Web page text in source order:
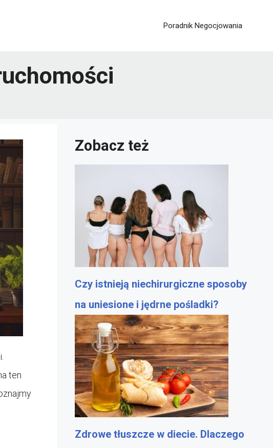
Poradnik Negocjowania
ten
Zobacz też
Czy istnieją niechirurgiczne sposoby
na uniesione i jędrne pośladki?
Zdrowe tłuszcze w diecie. Dlaczego